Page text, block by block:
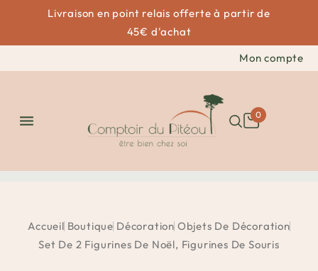
Livraison en point relais offerte à partir de
45€ d'achat
Mon compte
 0
Accueil Boutique Décoration Objets De Décoration
Set De 2 Figurines De Noël, Figurines De Souris